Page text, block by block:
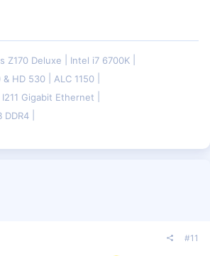
Z170 Deluxe
Intel i7 6700K
& HD 530
ALC 1150
Gigabit Ethernet
DDR4
#11